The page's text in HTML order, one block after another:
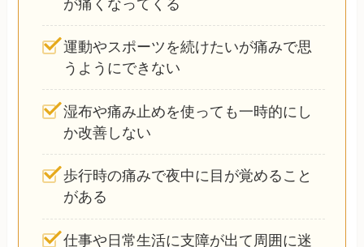
が痛くなってくる
運動やスポーツを続けたいが痛みで思
うようにできない
湿布や痛み止めを使っても一時的にし
か改善しない
歩行時の痛みで夜中に目が覚めること
がある
仕事や日常生活に支障が出て周囲に迷